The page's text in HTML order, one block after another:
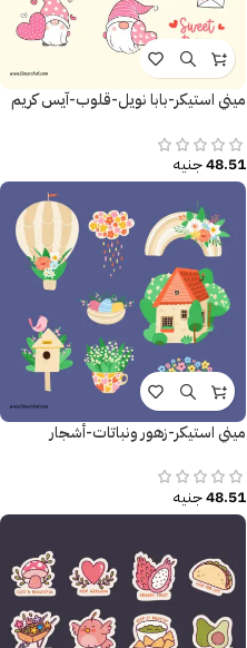
ميني استيكر-بابا نويل-قلوب-آيس كريم
48.51جنيه
ميني استيكر-زهور ونباتات-أشجار
48.51جنيه